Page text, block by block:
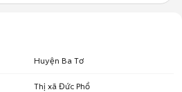
Huyện Ba Tơ
Thị xã Đức Phổ